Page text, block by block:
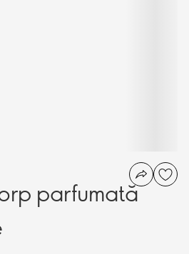
parfumată